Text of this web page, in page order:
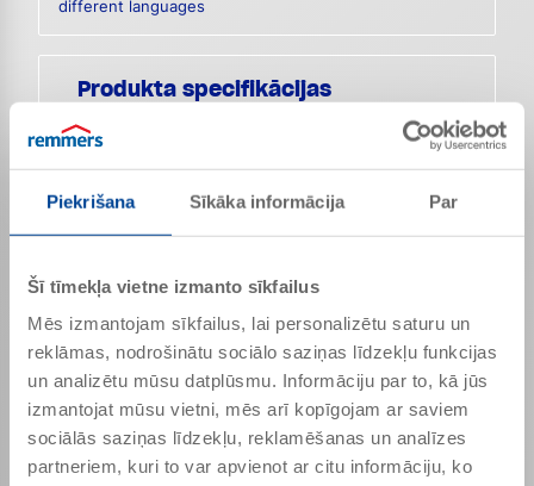
Piekrišana Sīkāka informācija Par
Šī tīmekļa vietne izmanto sīkfailus
Mēs izmantojam sīkfailus, lai personalizētu saturu un
reklāmas, nodrošinātu sociālo saziņas līdzekļu funkcijas
un analizētu mūsu datplūsmu. Informāciju par to, kā jūs
izmantojat mūsu vietni, mēs arī kopīgojam ar saviem
sociālās saziņas līdzekļu, reklamēšanas un analīzes
partneriem, kuri to var apvienot ar citu informāciju, ko
different languages
Produkta specifikācijas
A komponents
Viskozitāte (25 °C) 4000 mPa s
Blīvums (20 °C) 1,05 g/cm³
Viskozitāte (25 °C) 90 mPa s
Maisījums
Blīvums (20 °C) 1,51 g/cm³
Viskozitāte (25 °C)